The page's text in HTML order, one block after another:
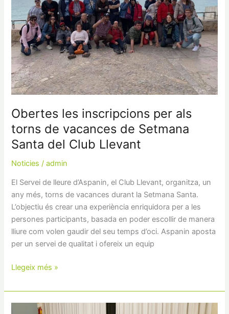
Obertes les inscripcions per als
torns de vacances de Setmana
Santa del Club Llevant
Noticies /admin
El Servei de lleure d’Aspanin, el Club Llevant, organitza, un
any més, torns de vacances durant la Setmana Santa.
L’objectiu és crear una experiència enriquidora per a les
persones participants, basada en poder escollir de manera
lliure com volen gaudir del seu temps d’oci. Aspanin aposta
per un servei de qualitat i ofereix un equip
de
vacances
de
Setmana
Santa
del
Club
Llegeix més »